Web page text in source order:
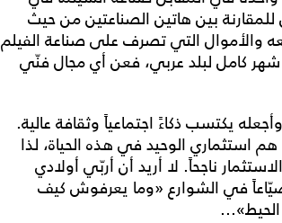
للمقارنة بين هاتين الصناعتين من حيث
والأموال التي تصرف على صناعة الفيلم
شهر كامل لبلد عربي، فعن أي مجال فنّي
يكتسب ذكاءً اجتماعياً وثقافة عالية.
استثماري الوحيد في هذه الحياة، لذا
ناجحاً. لا أريد أن أربّي أولادي
في الشوارع «وما يعرفوش كيف